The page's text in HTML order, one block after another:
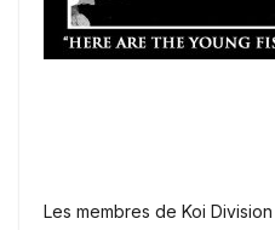
Les membres de Koi